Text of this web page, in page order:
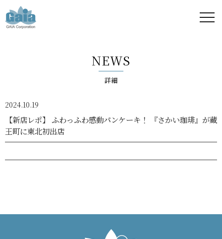
ア -
GAIA
Corporation
-
NEWS
詳細
2024.10.19
【新店レポ】 ふわっふわ感動パンケーキ！ 『さかい珈琲』が蔵
王町に東北初出店